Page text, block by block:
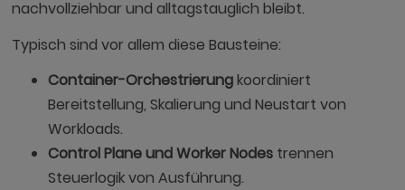
nachvollziehbar und alltagstauglich bleibt.
Typisch sind vor allem diese Bausteine:
Container-Orchestrierungkoordiniert
Bereitstellung, Skalierung und Neustart von
Workloads.
Control Plane und Worker Nodestrennen
Steuerlogik von Ausführung.